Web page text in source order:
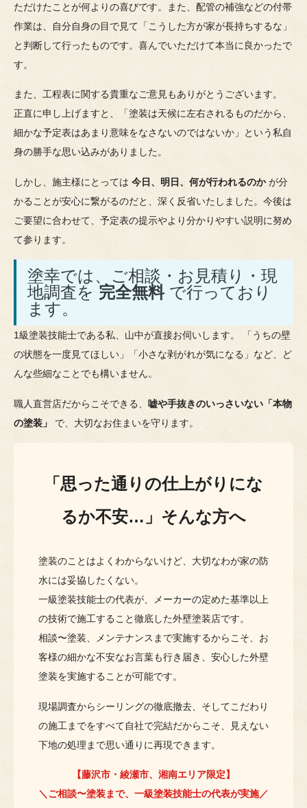
ただけたことが何よりの喜びです。また、配管の補強などの付帯
作業は、自分自身の目で見て「こうした方が家が長持ちするな」
と判断して行ったものです。喜んでいただけて本当に良かったで
す。
また、工程表に関する貴重なご意見もありがとうございます。
正直に申し上げますと、「塗装は天候に左右されるものだから、
細かな予定表はあまり意味をなさないのではないか」という私自
身の勝手な思い込みがありました。
しかし、施主様にとっては 今日、明日、何が行われるのかが分
かることが安心に繋がるのだと、深く反省いたしました。今後は
ご要望に合わせて、予定表の提示やより分かりやすい説明に努め
て参ります。
塗幸では、ご相談・お見積り・現
地調査を 完全無料で行っており
ます。
1級塗装技能士である私、山中が直接お伺いします。 「うちの壁
の状態を一度見てほしい」「小さな剥がれが気になる」など、ど
んな些細なことでも構いません。
職人直営店だからこそできる、
嘘や手抜きのいっさいない「本物
の塗装」
で、大切なお住まいを守ります。
「思った通りの仕上がりにな
るか不安…」そんな方へ
塗装のことはよくわからないけど、大切なわが家の防
水には妥協したくない。
一級塗装技能士の代表が、メーカーの定めた基準以上
の技術で施工すること徹底した外壁塗装店です。
相談〜塗装、メンテナンスまで実施するからこそ、お
客様の細かな不安なお言葉も行き届き、安心した外壁
塗装を実施することが可能です。
現場調査からシーリングの徹底撤去、そしてこだわり
の施工までをすべて自社で完結だからこそ、見えない
下地の処理まで思い通りに再現できます。
【藤沢市・綾瀬市、湘南エリア限定】
＼ご相談〜塗装まで、一級塗装技能士の代表が実施／